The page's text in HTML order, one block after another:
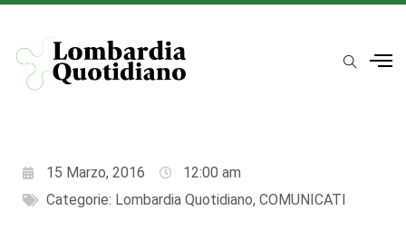
15 Marzo, 2016
12:00 am
Categorie: Lombardia Quotidiano, COMUNICATI